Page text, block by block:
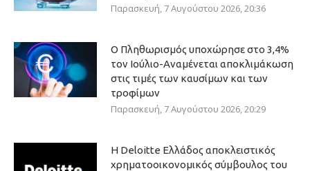
Παρασκευή, 7 Αυγούστου 2026, 20:36
Ο Πληθωρισμός υποχώρησε στο 3,4%
τον Ιούλιο-Αναμένεται αποκλιμάκωση
στις τιμές των καυσίμων και των
τροφίμων
Παρασκευή, 7 Αυγούστου 2026, 20:29
Η Deloitte Ελλάδος αποκλειστικός
χρηματοοικονομικός σύμβουλος του